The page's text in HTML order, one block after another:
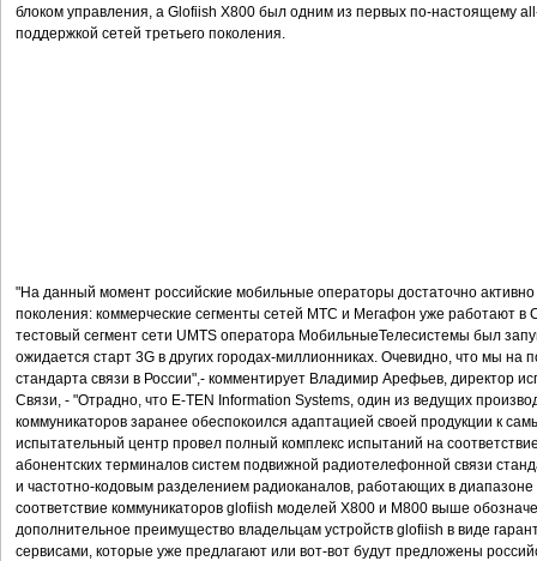
блоком управления, а Glofiish X800 был одним из первых по-настоящему
поддержкой сетей третьего поколения.
"На данный момент российские мобильные операторы достаточно активно
поколения: коммерческие сегменты сетей МТС и Мегафон уже работают в
тестовый сегмент сети UMTS оператора МобильныеТелесистемы был
ожидается старт 3G в других городах-миллионниках. Очевидно, что мы на
стандарта связи в России",- комментирует Владимир Арефьев, директор
Связи, - "Отрадно, что E-TEN Information Systems, один из ведущих
коммуникаторов заранее обеспокоился адаптацией своей продукции к
испытательный центр провел полный комплекс испытаний на
абонентских терминалов систем подвижной радиотелефонной связи
и частотно-кодовым разделением радиоканалов, работающих в
соответствие коммуникаторов glofiish моделей X800 и М800 выше
дополнительное преимущество владельцам устройств glofiish в виде
сервисами, которые уже предлагают или вот-вот будут предложены